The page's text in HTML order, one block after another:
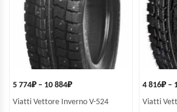
5 774₽ – 10 884₽
Viatti Vettore Inverno V-524
4 816₽ –
Viatti